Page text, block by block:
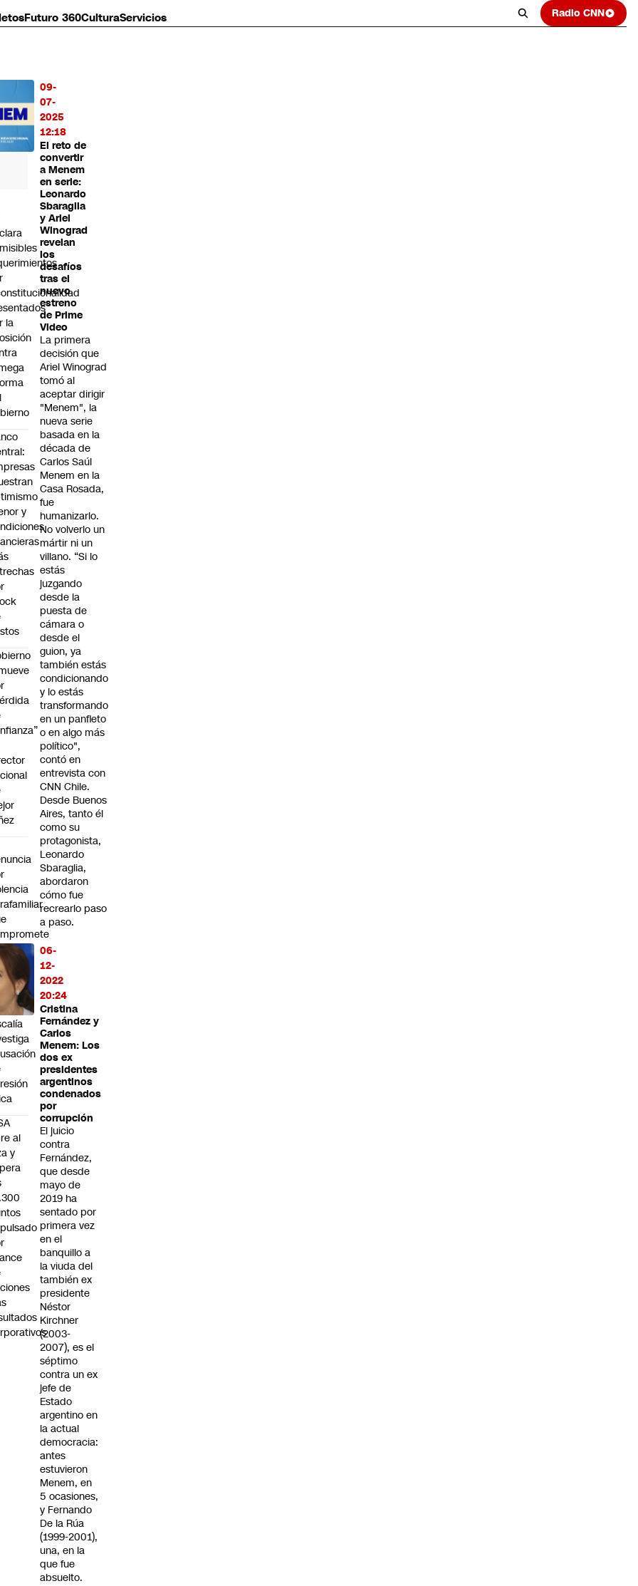
Futuro 360CulturaServicios Radio CNN
09-
07-
2025
12:18
El reto de
convertir
a Menem
en serie:
Leonardo
Sbaraglia
y Ariel
Winograd
revelan
los
desafíos
tras el
nuevo
estreno
de Prime
Video
La primera
decisión que
Ariel Winograd
tomó al
aceptar dirigir
"Menem", la
nueva serie
basada en la
década de
Carlos Saúl
Menem en la
Casa Rosada,
fue
humanizarlo.
No volverlo un
mártir ni un
villano. “Si lo
estás
juzgando
desde la
puesta de
cámara o
desde el
guion, ya
también estás
condicionando
y lo estás
transformando
en un panfleto
o en algo más
político",
contó en
entrevista con
CNN Chile.
Desde Buenos
Aires, tanto él
como su
protagonista,
Leonardo
Sbaraglia,
abordaron
cómo fue
recrearlo paso
a paso.
06-
12-
2022
20:24
Cristina
Fernández y
Carlos
Menem: Los
dos ex
presidentes
argentinos
condenados
por
corrupción
El juicio
contra
Fernández,
que desde
mayo de
2019 ha
sentado por
primera vez
en el
banquillo a
la viuda del
también ex
presidente
Néstor
Kirchner
(2003-
2007), es el
séptimo
contra un ex
jefe de
Estado
argentino en
la actual
democracia:
antes
estuvieron
Menem, en
5 ocasiones,
y Fernando
De la Rúa
(1999-2001),
una, en la
que fue
absuelto.
la
y
al
y